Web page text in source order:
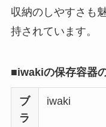
収納のしやすさも
持されています。
■iwakiの保存容器
ブ
ラ
iwaki